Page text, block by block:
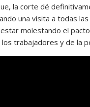
la corte dé
una visita a todas
molestando el
trabajadores y de la